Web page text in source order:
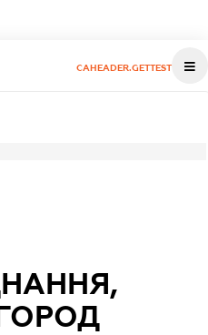
CAHEADER.GETTEST